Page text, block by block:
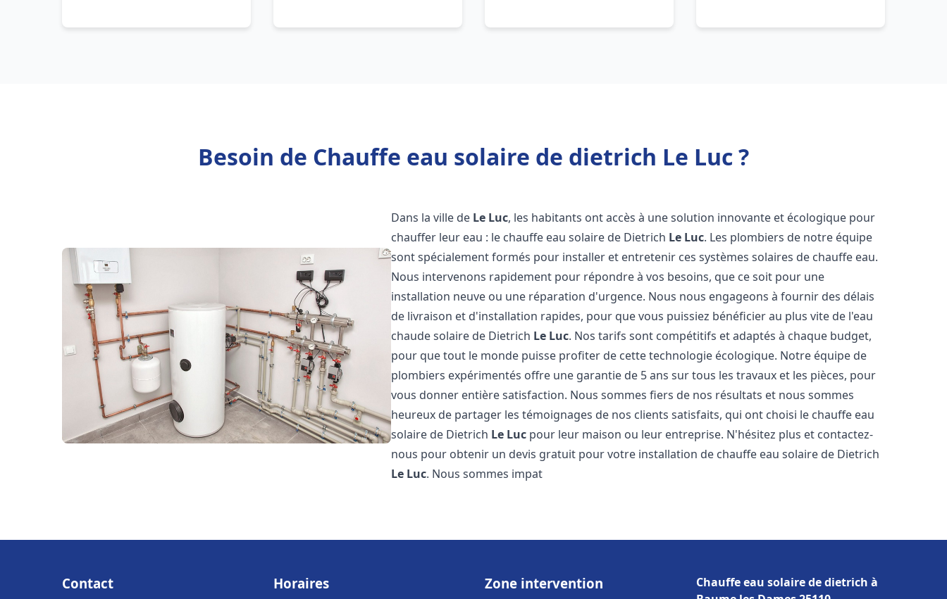
Besoin de Chauffe eau solaire de dietrich Le Luc ?
Dans la ville de Le Luc, les habitants ont accès à une solution innovante et écologique pour
chauffer leur eau : le chauffe eau solaire de Dietrich Le Luc. Les plombiers de notre équipe
sont spécialement formés pour installer et entretenir ces systèmes solaires de chauffe eau.
Nous intervenons rapidement pour répondre à vos besoins, que ce soit pour une
installation neuve ou une réparation d'urgence. Nous nous engageons à fournir des délais
de livraison et d'installation rapides, pour que vous puissiez bénéficier au plus vite de l'eau
chaude solaire de Dietrich Le Luc. Nos tarifs sont compétitifs et adaptés à chaque budget,
pour que tout le monde puisse profiter de cette technologie écologique. Notre équipe de
plombiers expérimentés offre une garantie de 5 ans sur tous les travaux et les pièces, pour
vous donner entière satisfaction. Nous sommes fiers de nos résultats et nous sommes
heureux de partager les témoignages de nos clients satisfaits, qui ont choisi le chauffe eau
solaire de Dietrich Le Luc pour leur maison ou leur entreprise. N'hésitez plus et contactez-
nous pour obtenir un devis gratuit pour votre installation de chauffe eau solaire de Dietrich
Le Luc. Nous sommes impat
Contact Horaires Zone intervention
Chauffe eau solaire de dietrich à